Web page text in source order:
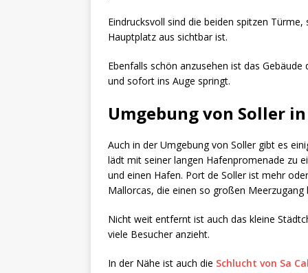
Eindrucksvoll sind die beiden spitzen
Hauptplatz aus sichtbar ist.
Ebenfalls schön anzusehen ist das
und sofort ins Auge springt.
Umgebungvon Soller
Auch in der Umgebung von Soller gibt es
lädt mit seiner langen Hafenpromenade zu
und einen Hafen. Port de Soller ist mehr
Mallorcas, die einen so großen Meerzugang
Nicht weit entfernt ist auch das kleine
viele Besucher anzieht.
In der Nähe ist auch die Schlucht von Sa